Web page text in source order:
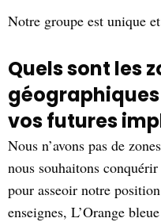
Notre groupe est unique
Quels sont les
vos futures
Nous n’avons pas de
nous souhaitons
pour asseoir notre
enseignes, L’Orange